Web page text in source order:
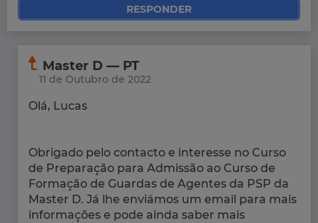
RESPONDER
Master D — PT
11 de Outubro de 2022
Olá, Lucas
Obrigado pelo contacto e interesse no Curso
de Preparação para Admissão ao Curso de
Formação de Guardas de Agentes da PSP da
Master D. Já lhe enviámos um email para mais
informações e pode ainda saber mais